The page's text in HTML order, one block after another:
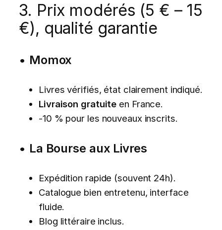
3. Prix modérés (5 € – 15
€), qualité garantie
• Momox
Livres vérifiés, état clairement indiqué.
Livraison gratuite en France.
-10 % pour les nouveaux inscrits.
• La Bourse aux Livres
Expédition rapide (souvent 24h).
Catalogue bien entretenu, interface
fluide.
Blog littéraire inclus.